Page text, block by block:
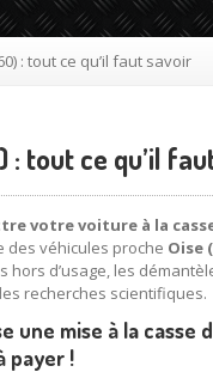
: tout ce qu’il faut savoir
: tout ce qu’il
votre voiture à la
des véhicules proche Oise
hors d’usage, les
recherches scientifiques.
une mise à la
payer !